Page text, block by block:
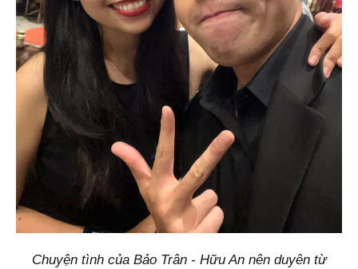
Chuyện tình của Bảo Trân - Hữu An nên duyên từ